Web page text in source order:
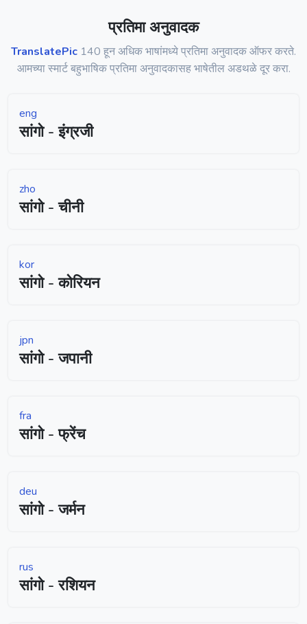
प्रतिमा अनुवादक
TranslatePic 140 हून अधिक भाषांमध्ये प्रतिमा अनुवादक ऑफर करते.
आमच्या स्मार्ट बहुभाषिक प्रतिमा अनुवादकासह भाषेतील अडथळे दूर करा.
eng
सांगो - इंग्रजी
zho
सांगो - चीनी
kor
सांगो - कोरियन
jpn
सांगो - जपानी
fra
सांगो - फ्रेंच
deu
सांगो - जर्मन
rus
सांगो - रशियन